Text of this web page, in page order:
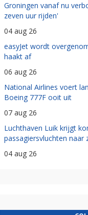
Groningen vanaf nu
zeven uur rijden'
04 aug 26
easyJet wordt
haakt af
06 aug 26
National Airlines voert
Boeing 777F ooit uit
07 aug 26
Luchthaven Luik krijgt
passagiersvluchten naar
04 aug 26